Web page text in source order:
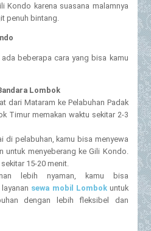
Kondo karena suasana malamnya
penuh bintang.
beberapa cara yang bisa kamu
Lombok
dari Mataram ke Pelabuhan Padak
Timur memakan waktu sekitar 2-3
di pelabuhan, kamu bisa menyewa
untuk menyeberang ke Gili Kondo.
15-20 menit.
lebih nyaman, kamu bisa
sewa mobil Lombokuntuk
dengan lebih fleksibel dan